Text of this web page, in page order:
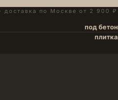
доставка по Москве от 2 900 ₽
под бетон
плитка